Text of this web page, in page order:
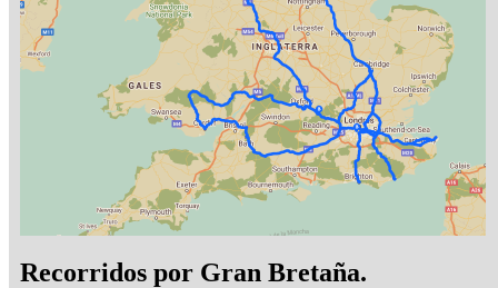
Recorridos por Gran Bretaña.